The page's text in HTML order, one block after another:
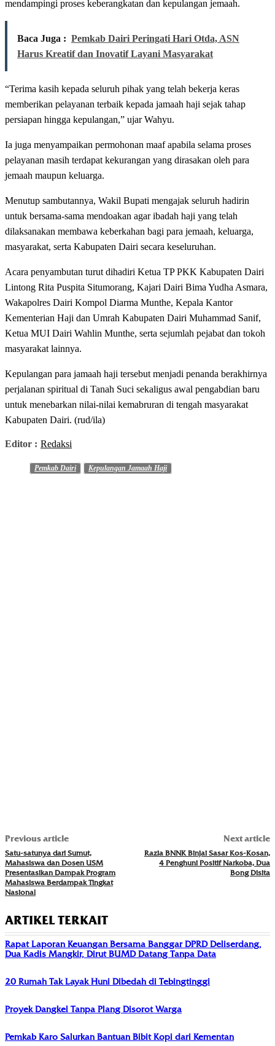
mendampingi proses keberangkatan dan kepulangan jemaah.
Baca Juga : Pemkab Dairi Peringati Hari Otda, ASN
Harus Kreatif dan Inovatif Layani Masyarakat
“Terima kasih kepada seluruh pihak yang telah bekerja keras
memberikan pelayanan terbaik kepada jamaah haji sejak tahap
persiapan hingga kepulangan,” ujar Wahyu.
Ia juga menyampaikan permohonan maaf apabila selama proses
pelayanan masih terdapat kekurangan yang dirasakan oleh para
jemaah maupun keluarga.
Menutup sambutannya, Wakil Bupati mengajak seluruh hadirin
untuk bersama-sama mendoakan agar ibadah haji yang telah
dilaksanakan membawa keberkahan bagi para jemaah, keluarga,
masyarakat, serta Kabupaten Dairi secara keseluruhan.
Acara penyambutan turut dihadiri Ketua TP PKK Kabupaten Dairi
Lintong Rita Puspita Situmorang, Kajari Dairi Bima Yudha Asmara,
Wakapolres Dairi Kompol Diarma Munthe, Kepala Kantor
Kementerian Haji dan Umrah Kabupaten Dairi Muhammad Sanif,
Ketua MUI Dairi Wahlin Munthe, serta sejumlah pejabat dan tokoh
masyarakat lainnya.
Kepulangan para jamaah haji tersebut menjadi penanda berakhirnya
perjalanan spiritual di Tanah Suci sekaligus awal pengabdian baru
untuk menebarkan nilai-nilai kemabruran di tengah masyarakat
Kabupaten Dairi. (rud/ila)
Editor : Redaksi
Pemkab Dairi Kepulangan Jamaah Haji
Previous article
Satu-satunya dari Sumut,
Mahasiswa dan Dosen USM
Presentasikan Dampak Program
Mahasiswa Berdampak Tingkat
Nasional
Next article
Razia BNNK Binjai Sasar Kos-Kosan,
4 Penghuni Positif Narkoba, Dua
Bong Disita
ARTIKEL TERKAIT
Rapat Laporan Keuangan Bersama Banggar DPRD Deliserdang,
Dua Kadis Mangkir, Dirut BUMD Datang Tanpa Data
20 Rumah Tak Layak Huni Dibedah di Tebingtinggi
Proyek Dangkel Tanpa Plang Disorot Warga
Pemkab Karo Salurkan Bantuan Bibit Kopi dari Kementan